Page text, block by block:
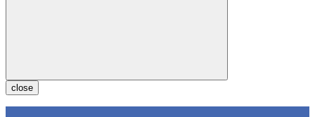
close